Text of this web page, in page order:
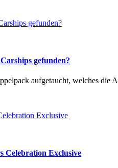
gefunden?
aufgetaucht, welches
Celebration Exclusive